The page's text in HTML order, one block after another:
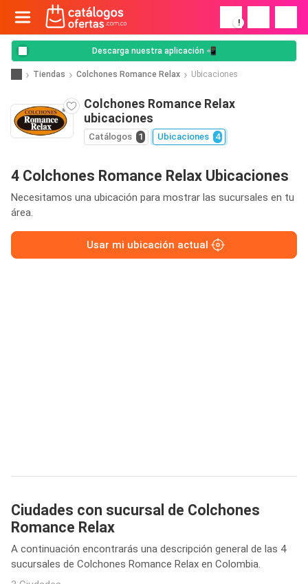
!
Descarga nuestra aplicación 📲
Tiendas Colchones Romance Relax Ubicaciones
Colchones Romance Relax
ubicaciones
Catálogos 1 Ubicaciones 4
4 Colchones Romance Relax Ubicaciones
Necesitamos una ubicación para mostrar las sucursales en tu
área.
Usar mi ubicación actual
Ciudades con sucursal de Colchones
Romance Relax
A continuación encontrarás una descripción general de las 4
sucursales de Colchones Romance Relax en Colombia.